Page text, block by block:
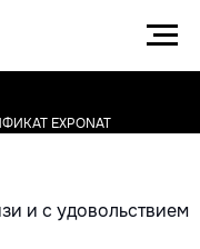
EXPONAT
и с удовольствием